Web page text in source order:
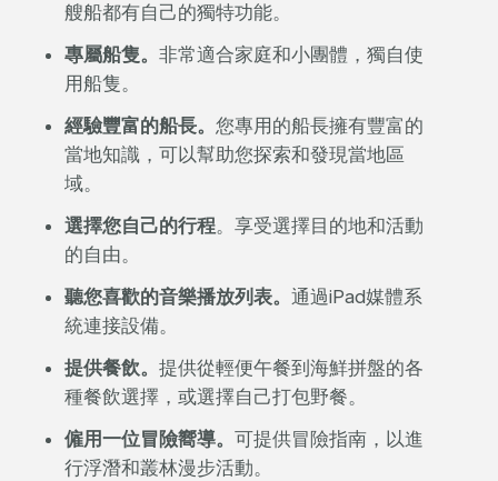
艘船都有自己的獨特功能。
專屬船隻。 非常適合家庭和小團體，獨自使
用船隻。
經驗豐富的船長。 您專用的船長擁有豐富的
當地知識，可以幫助您探索和發現當地區
域。
選擇您自己的行程。享受選擇目的地和活動
的自由。
聽您喜歡的音樂播放列表。 通過iPad媒體系
統連接設備。
提供餐飲。 提供從輕便午餐到海鮮拼盤的各
種餐飲選擇，或選擇自己打包野餐。
僱用一位冒險嚮導。 可提供冒險指南，以進
行浮潛和叢林漫步活動。